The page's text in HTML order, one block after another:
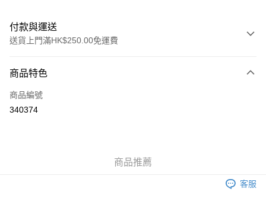
付款與運送
送貨上門滿HK$250.00免運費
信用卡
Apple Pay
商品特色
商品編號
340374
商品推薦
客服